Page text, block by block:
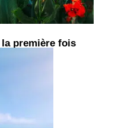
première fois